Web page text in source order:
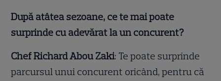
După atâtea sezoane, ce te mai poate
surprinde cu adevărat la un concurent?
Chef Richard Abou Zaki: Te poate surprinde
parcursul unui concurent oricând, pentru că